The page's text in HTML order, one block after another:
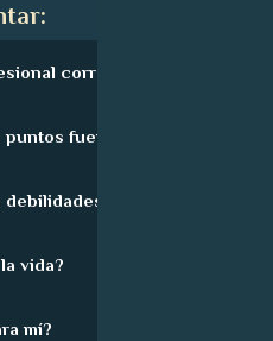
correcto?
fuertes?
vida?
mí?